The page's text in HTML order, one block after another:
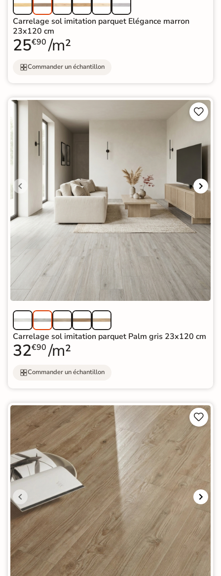
Carrelage sol imitation parquet Elégance marron
23x120 cm
25€90 /m²
Commander un échantillon


Carrelage sol imitation parquet Palm gris 23x120 cm
32€90 /m²
Commander un échantillon

